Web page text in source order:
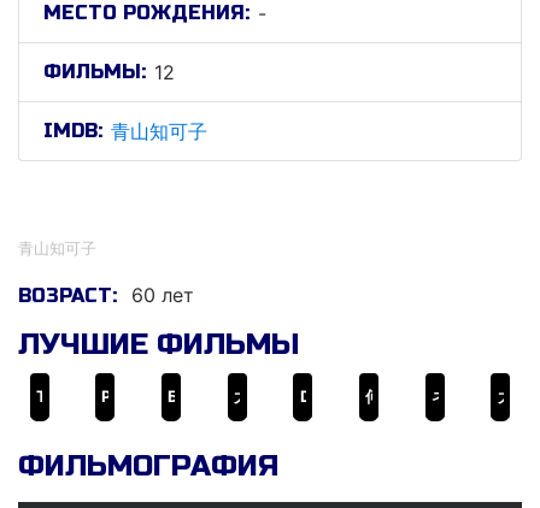
МЕСТО РОЖДЕНИЯ: -
ФИЛЬМЫ: 12
IMDB: 青山知可子
青山知可子
ВОЗРАСТ: 60 лет
ЛУЧШИЕ ФИЛЬМЫ
ФИЛЬМОГРАФИЯ